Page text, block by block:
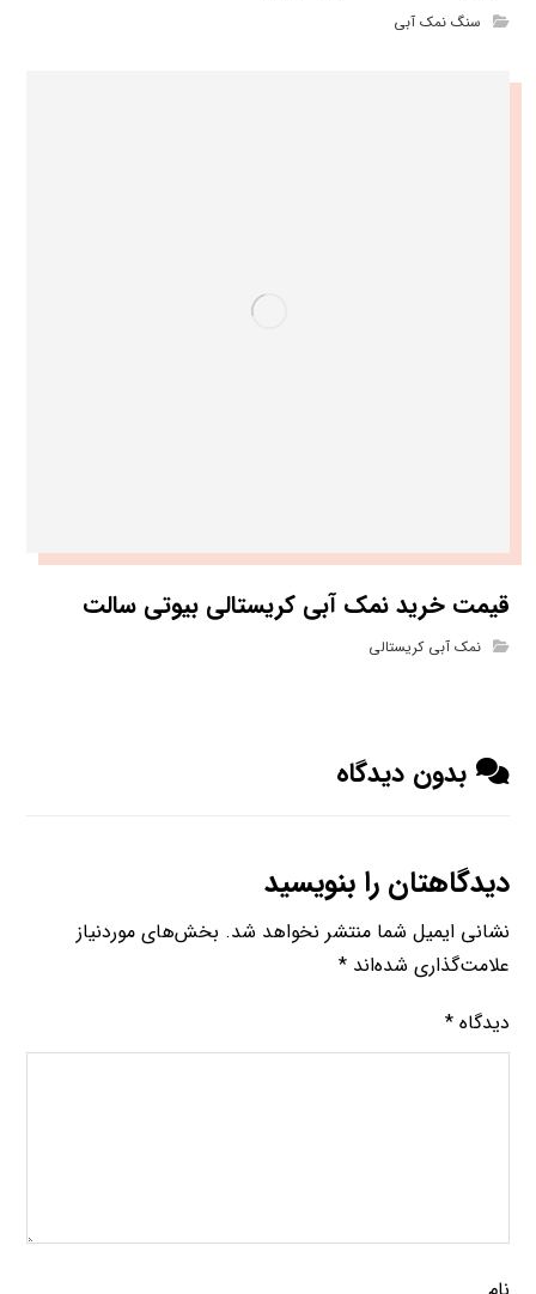
سنگ نمک آبی
قیمت خرید نمک آبی کریستالی بیوتی سالت
نمک آبی کریستالی
بدون دیدگاه
دیدگاهتان را بنویسید
نشانی ایمیل شما منتشر نخواهد شد. بخش‌های موردنیاز
علامت‌گذاری شده‌اند*
دیدگاه*